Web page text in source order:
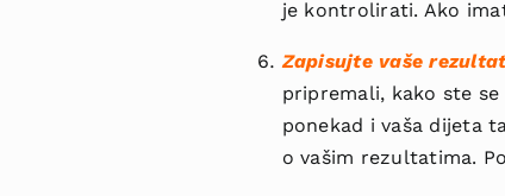
je kontrolirati. Ako
Zapisujte vaše
pripremali, kako ste
ponekad i vaša dijeta
o vašim rezultatima.